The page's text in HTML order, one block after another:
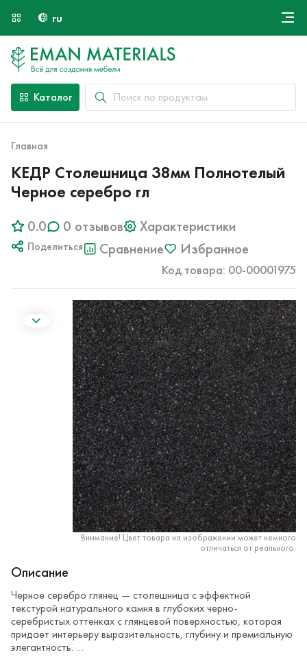
ru
Оплата и доставка
Каталог
Главная
КЕДР Столешница 38мм Полнотелый
Черное серебро гл
0.0 0 отзывов Характеристики
Поделиться Сравнение Избранное
Код товара: 00-00001975
Внимание! Цвет товара на изображении может немного
отличаться от реального.
Описание
Черное серебро глянец — столешница с эффектной
текстурой натурального камня в глубоких черно-
серебристых оттенках с глянцевой поверхностью, которая
придает интерьеру выразительность, глубину и премиальную
элегантность. …